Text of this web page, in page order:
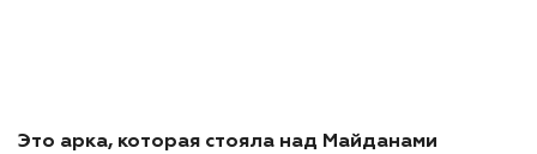
Это арка, которая стояла над Майданами